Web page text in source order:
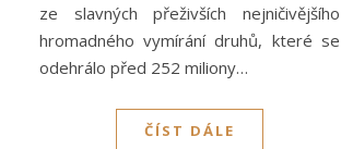
ze slavných přeživších nejničivějšího
hromadného vymírání druhů, které se
odehrálo před 252 miliony…
ČÍST DÁLE